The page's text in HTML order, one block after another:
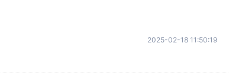
2025-02-18 11:50:19